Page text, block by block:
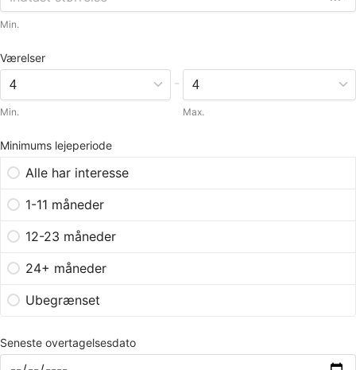
Min.
Værelser
Min.
-
Max.
Minimums lejeperiode
Alle har interesse
1-11 måneder
12-23 måneder
24+ måneder
Ubegrænset
Seneste overtagelsesdato